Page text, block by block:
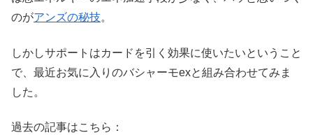
のがアンズの秘技。
しかしサポートはカードを引く効果に使いたいということ
で、最近お気に入りのバシャーモexと組み合わせてみま
した。
過去の記事はこちら：